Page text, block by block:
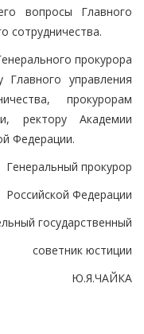
вопросы Главного
сотрудничества.
прокурора
Главного управления
прокурорам
ректору Академии
Федерации.
Генеральный прокурор
Российской Федерации
государственный
советник юстиции
Ю.Я.ЧАЙКА